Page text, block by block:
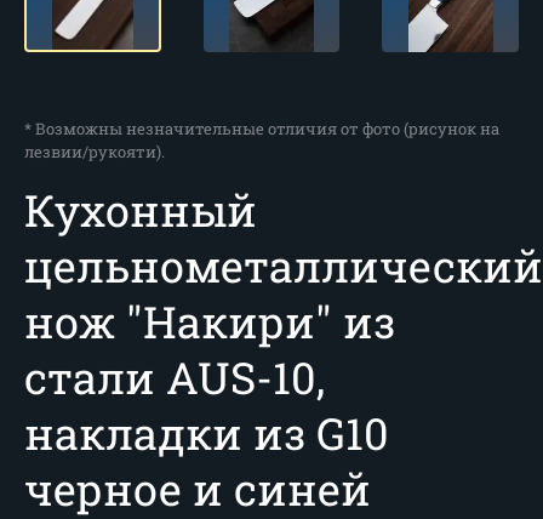
* Возможны незначительные отличия от фото (рисунок на
лезвии/рукояти).
Кухонный
цельнометаллический
нож "Накири" из
стали AUS-10,
накладки из G10
черное и синей